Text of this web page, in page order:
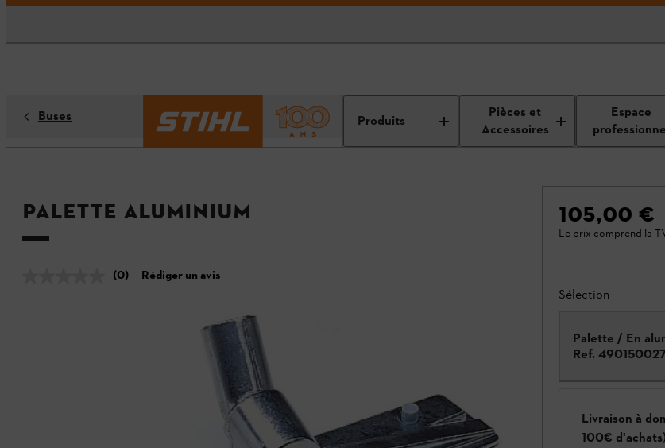
Produits
Pièces et
Accessoires
Espace
Buses
Palette aluminium
(0) Rédiger un avis
105,00 €
Le prix comprend la
Sélection
Palette / En
Ref.
Livraison à
100€